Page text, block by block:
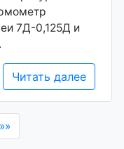
7Д-0,125Д и
Читать далее
»»